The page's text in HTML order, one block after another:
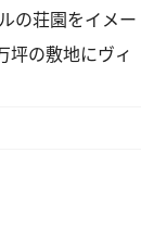
の荘園をイメー
坪の敷地にヴィ